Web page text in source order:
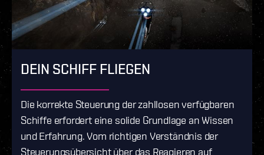
DEIN SCHIFF FLIEGEN
Die korrekte Steuerung der zahllosen verfügbaren
Schiffe erfordert eine solide Grundlage an Wissen
und Erfahrung. Vom richtigen Verständnis der
Steuerungsübersicht über das Reagieren auf